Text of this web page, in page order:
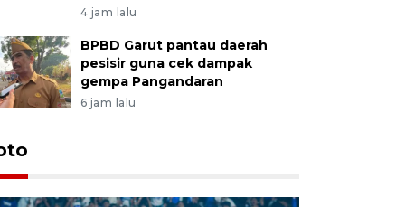
4 jam lalu
BPBD Garut pantau daerah
pesisir guna cek dampak
gempa Pangandaran
6 jam lalu